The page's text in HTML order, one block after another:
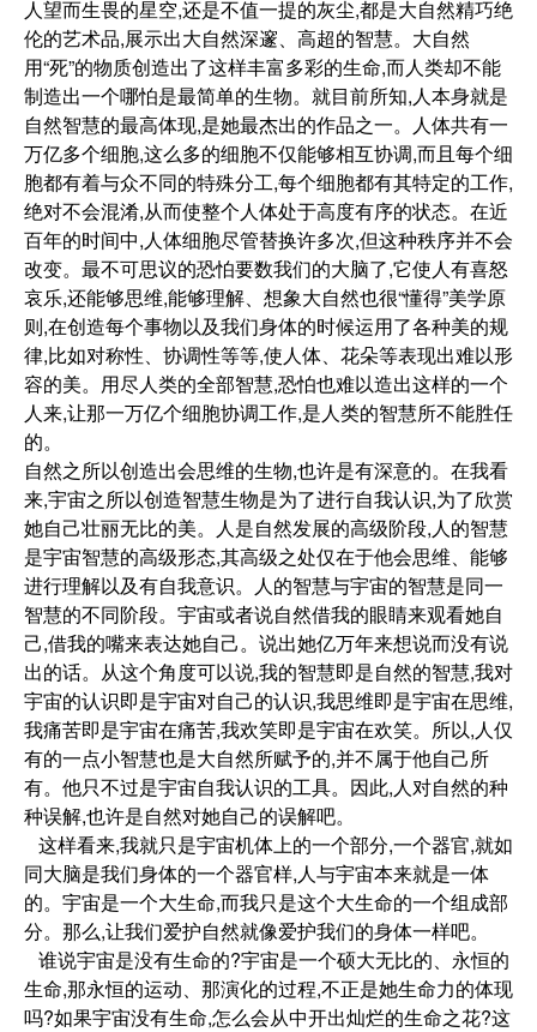
人望而生畏的星空,还是不值一提的灰尘,都是大自然精巧绝
伦的艺术品,展示出大自然深邃、高超的智慧。大自然
用“死”的物质创造出了这样丰富多彩的生命,而人类却不能
制造出一个哪怕是最简单的生物。就目前所知,人本身就是
自然智慧的最高体现,是她最杰出的作品之一。人体共有一
万亿多个细胞,这么多的细胞不仅能够相互协调,而且每个细
胞都有着与众不同的特殊分工,每个细胞都有其特定的工作,
绝对不会混淆,从而使整个人体处于高度有序的状态。在近
百年的时间中,人体细胞尽管替换许多次,但这种秩序并不会
改变。最不可思议的恐怕要数我们的大脑了,它使人有喜怒
哀乐,还能够思维,能够理解、想象大自然也很“懂得”美学原
则,在创造每个事物以及我们身体的时候运用了各种美的规
律,比如对称性、协调性等等,使人体、花朵等表现出难以形
容的美。用尽人类的全部智慧,恐怕也难以造出这样的一个
人来,让那一万亿个细胞协调工作,是人类的智慧所不能胜任
的。
自然之所以创造出会思维的生物,也许是有深意的。在我看
来,宇宙之所以创造智慧生物是为了进行自我认识,为了欣赏
她自己壮丽无比的美。人是自然发展的高级阶段,人的智慧
是宇宙智慧的高级形态,其高级之处仅在于他会思维、能够
进行理解以及有自我意识。人的智慧与宇宙的智慧是同一
智慧的不同阶段。宇宙或者说自然借我的眼睛来观看她自
己,借我的嘴来表达她自己。说出她亿万年来想说而没有说
出的话。从这个角度可以说,我的智慧即是自然的智慧,我对
宇宙的认识即是宇宙对自己的认识,我思维即是宇宙在思维,
我痛苦即是宇宙在痛苦,我欢笑即是宇宙在欢笑。所以,人仅
有的一点小智慧也是大自然所赋予的,并不属于他自己所
有。他只不过是宇宙自我认识的工具。因此,人对自然的种
种误解,也许是自然对她自己的误解吧。
这样看来,我就只是宇宙机体上的一个部分,一个器官,就如
同大脑是我们身体的一个器官样,人与宇宙本来就是一体
的。宇宙是一个大生命,而我只是这个大生命的一个组成部
分。那么,让我们爱护自然就像爱护我们的身体一样吧。
谁说宇宙是没有生命的?宇宙是一个硕大无比的、永恒的
生命,那永恒的运动、那演化的过程,不正是她生命力的体现
吗?如果宇宙没有生命,怎么会从中开出灿烂的生命之花?这